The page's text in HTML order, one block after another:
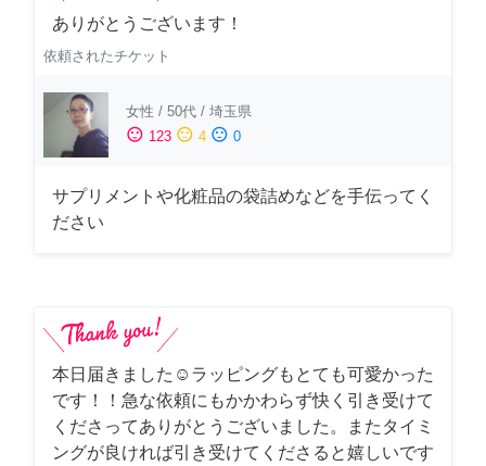
ありがとうございます！
依頼されたチケット
女性 / 50代 / 埼玉県
sentiment_satisfied 123 sentiment_neutral 4 sentiment_dissatisfied 0
サプリメントや化粧品の袋詰めなどを手伝ってく
ださい
本日届きました☺️ラッピングもとても可愛かった
です！！急な依頼にもかかわらず快く引き受けて
くださってありがとうございました。またタイミ
ングが良ければ引き受けてくださると嬉しいです